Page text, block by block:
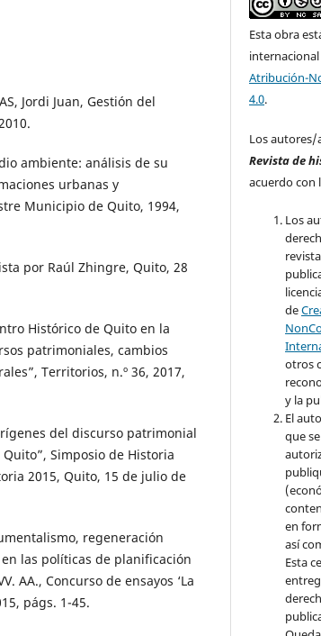
Jordi Juan, Gestión del
ambiente: análisis de su
urbanas y
Municipio de Quito, 1994,
por Raúl Zhingre, Quito, 28
Histórico de Quito en la
patrimoniales, cambios
Territorios, n.º 36, 2017,
del discurso patrimonial
Simposio de Historia
2015, Quito, 15 de julio de
regeneración
las políticas de planificación
AA., Concurso de ensayos ‘La
págs. 1-45.
Esta obra
Atribución-
4.0.
Los
Revista de
acuerdo con
Los
de
otros
y la
El
que
en
así
Esta